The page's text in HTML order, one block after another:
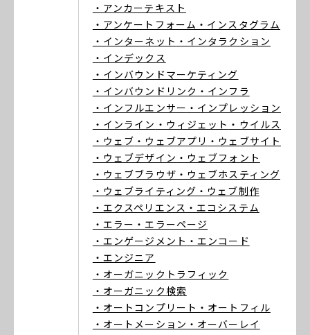
・アンカーテキスト
・アンケートフォーム ・インスタグラム
・インターネット ・インタラクション
・インデックス
・インバウンドマーケティング
・インバウンドリンク ・インフラ
・インフルエンサー ・インプレッション
・インライン ・ウィジェット ・ウイルス
・ウェブ ・ウェブアプリ ・ウェブサイト
・ウェブデザイン ・ウェブフォント
・ウェブブラウザ ・ウェブホスティング
・ウェブライティング ・ウェブ制作
・エクスペリエンス ・エコシステム
・エラー ・エラーページ
・エンゲージメント ・エンコード
・エンジニア
・オーガニックトラフィック
・オーガニック検索
・オートコンプリート ・オートフィル
・オートメーション ・オーバーレイ